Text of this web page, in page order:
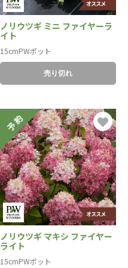
ノリウツギ ミニ ファイヤーラ
イト
15cmPWポット
売り切れ
ノリウツギ マキシ ファイヤー
ライト
15cmPWポット